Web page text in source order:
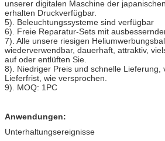
unserer digitalen Maschine der
erhalten Druckverfügbar.
5). Beleuchtungssysteme sind verfügbar
6). Freie Reparatur-Sets mit
7). Alle unsere riesigen
wiederverwendbar, dauerhaft, attraktiv,
auf oder entlüften Sie.
8). Niedriger Preis und schnelle Lieferung,
Lieferfrist, wie versprochen.
9). MOQ: 1PC
Anwendungen:
Unterhaltungsereignisse